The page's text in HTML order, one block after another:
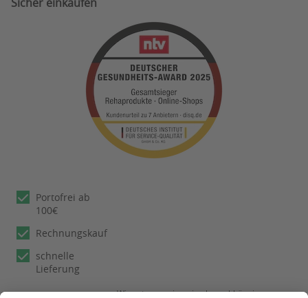
Portofrei ab
100€
Rechnungskauf
schnelle
Lieferung
Wir nutzen reviews.io als unabhängigen